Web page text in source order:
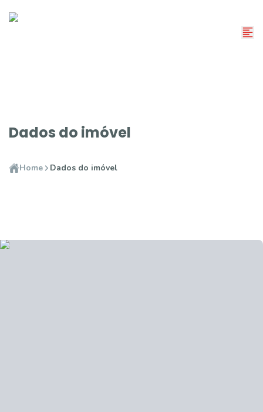
Dados do imóvel
Home Dados do imóvel